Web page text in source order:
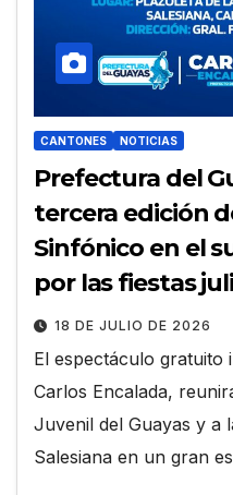
CANTONES NOTICIAS
Prefectura del
tercera edición
Sinfónico en el
por las fiestas
18 DE JULIO DE 2026
El espectáculo
Carlos Encalada,
Juvenil del Guayas y a
Salesiana en un gran